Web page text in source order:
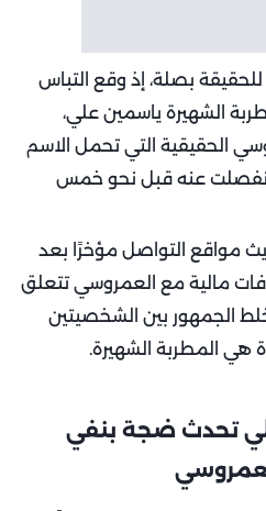
بصلة، إذ وقع التباس
الشهيرة ياسمين علي،
الحقيقية التي تحمل الاسم
انفصلت عنه قبل نحو خمس
مواقع التواصل مؤخرًا بعد
مالية مع العمروسي تتعلق
خلط الجمهور بين الشخصيتين
هي المطربة الشهيرة.
تحدث ضجة بنفي